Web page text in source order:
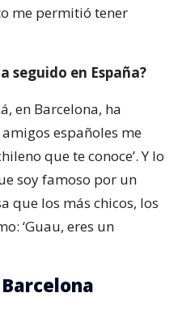
me permitió tener
seguido en España?
en Barcelona, ha
españoles me
que te conoce’. Y lo
soy famoso por un
que los más chicos, los
‘Guau, eres un